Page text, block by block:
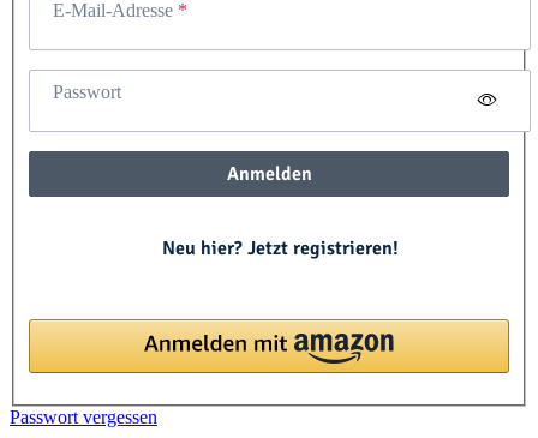
E-Mail-Adresse
Passwort
Anmelden
Neu hier? Jetzt registrieren!
Passwort vergessen